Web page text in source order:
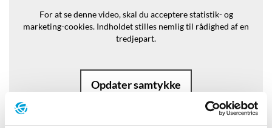
For at se denne video, skal du acceptere statistik- og
marketing-cookies. Indholdet stilles nemlig til rådighed af en
tredjepart.
Opdater samtykke